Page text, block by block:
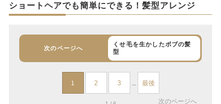
ショートヘアでも簡単にできる！髪型アレンジ
次のページへ
くせ毛を生かしたボブの髪
型
1 2 3 最後
次のページへ